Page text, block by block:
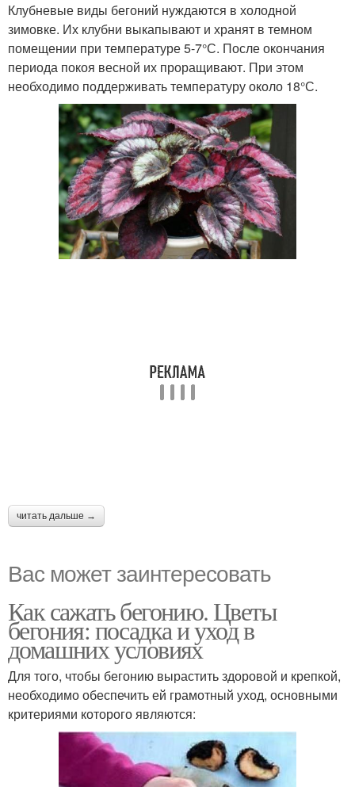
Клубневые виды бегоний нуждаются в холодной
зимовке. Их клубни выкапывают и хранят в темном
помещении при температуре 5-7°С. После окончания
периода покоя весной их проращивают. При этом
необходимо поддерживать температуру около 18°С.
читать дальше →
Вас может заинтересовать
Как сажать бегонию. Цветы
бегония: посадка и уход в
домашних условиях
Для того, чтобы бегонию вырастить здоровой и крепкой,
необходимо обеспечить ей грамотный уход, основными
критериями которого являются: